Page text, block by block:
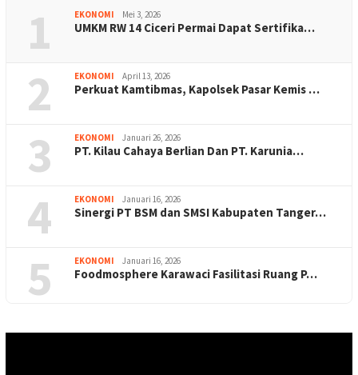
1 EKONOMI Mei 3, 2026
UMKM RW 14 Ciceri Permai Dapat Sertifika…
2 EKONOMI April 13, 2026
Perkuat Kamtibmas, Kapolsek Pasar Kemis …
3 EKONOMI Januari 26, 2026
PT. Kilau Cahaya Berlian Dan PT. Karunia…
4 EKONOMI Januari 16, 2026
Sinergi PT BSM dan SMSI Kabupaten Tanger…
5 EKONOMI Januari 16, 2026
Foodmosphere Karawaci Fasilitasi Ruang P…